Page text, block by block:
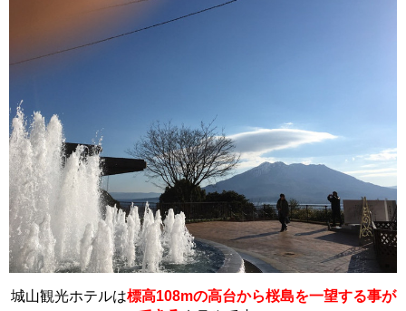
城山観光ホテルは標高108mの高台から桜島を一望する事が